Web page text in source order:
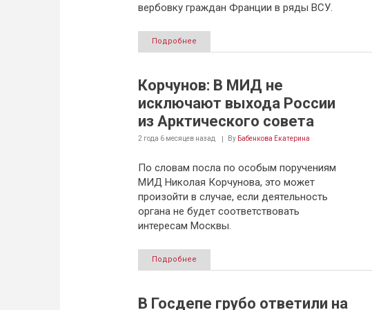
вербовку граждан Франции в ряды ВСУ.
Подробнее
Корчунов: В МИД не
исключают выхода России
из Арктического совета
2 года 6 месяцевназад By Бабенкова Екатерина
По словам посла по особым поручениям
МИД Николая Корчунова, это может
произойти в случае, если деятельность
органа не будет соответствовать
интересам Москвы.
Подробнее
В Госдепе грубо ответили на